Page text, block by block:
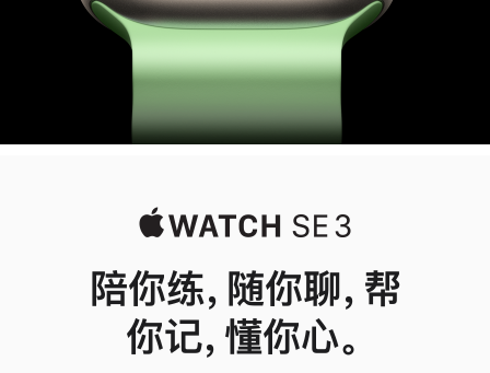
陪你练，随你聊，帮
你记，懂你心。